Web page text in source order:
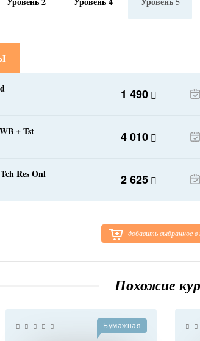
1 490
+ Tst 4 010
Res Onl 2 625
добавить выбранное в
Похожие
Бумажная